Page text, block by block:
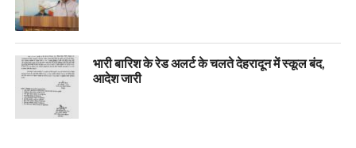
भारी बारिश के रेड अलर्ट के चलते देहरादून में स्कूल बंद,
आदेश जारी